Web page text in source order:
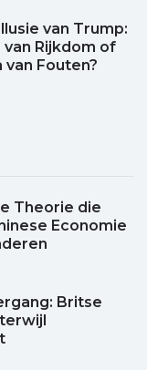
van Trump:
van Rijkdom of
van Fouten?
Theorie die
Economie
Britse